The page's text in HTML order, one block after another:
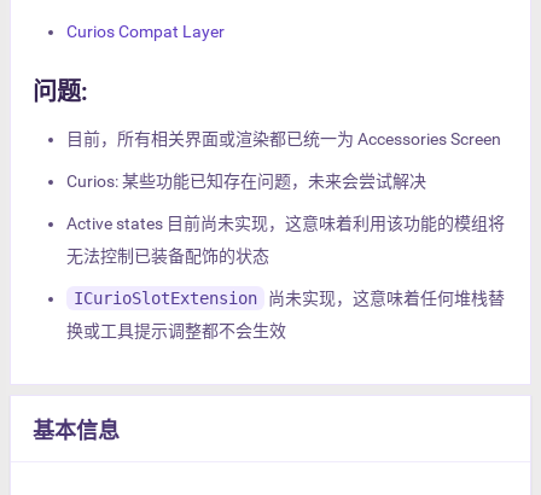
Curios Compat Layer
问题:
目前，所有相关界面或渲染都已统一为 Accessories Screen
Curios: 某些功能已知存在问题，未来会尝试解决
Active states 目前尚未实现，这意味着利用该功能的模组将
无法控制已装备配饰的状态
ICurioSlotExtension
尚未实现，这意味着任何堆栈替
换或工具提示调整都不会生效
基本信息